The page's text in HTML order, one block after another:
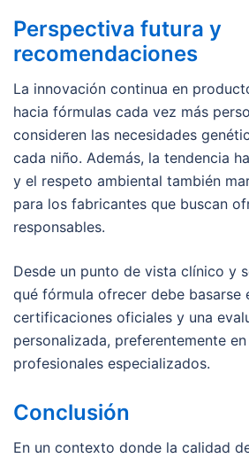
Perspectiva futura y
recomendaciones
La innovación continua en
hacia fórmulas cada vez más
consideren las necesidades
cada niño. Además, la tendencia
y el respeto ambiental también
para los fabricantes que buscan
responsables.
Desde un punto de vista clínico y
qué fórmula ofrecer debe basarse
certificaciones oficiales y una
personalizada, preferentemente
profesionales especializados.
Conclusión
En un contexto donde la calidad